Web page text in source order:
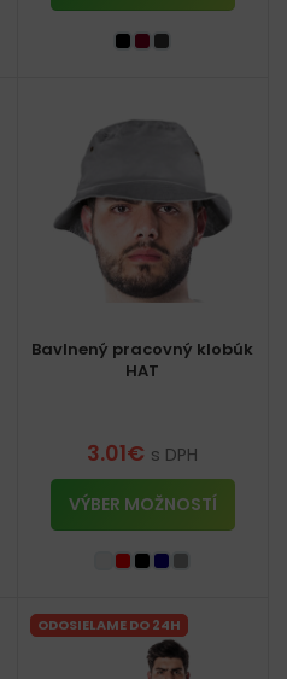
Bavlnený pracovný klobúk
HAT
3.01€ s DPH
VÝBER MOŽNOSTÍ
ODOSIELAME DO 24H